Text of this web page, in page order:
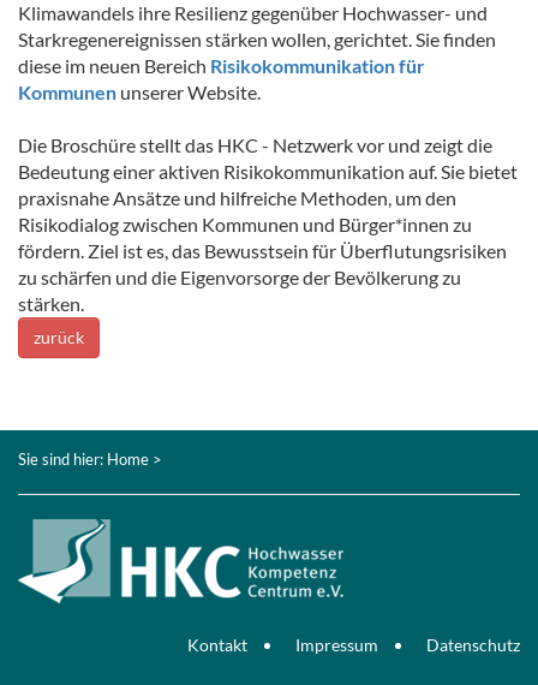
Klimawandels ihre Resilienz gegenüber Hochwasser- und
Starkregenereignissen stärken wollen, gerichtet. Sie finden
diese im neuen Bereich Risikokommunikation für
Kommunen unserer Website.
Die Broschüre stellt das HKC - Netzwerk vor und zeigt die
Bedeutung einer aktiven Risikokommunikation auf. Sie bietet
praxisnahe Ansätze und hilfreiche Methoden, um den
Risikodialog zwischen Kommunen und Bürger*innen zu
fördern. Ziel ist es, das Bewusstsein für Überflutungsrisiken
zu schärfen und die Eigenvorsorge der Bevölkerung zu
stärken.
zurück
Sie sind hier: Home >
Kontakt Impressum Datenschutz